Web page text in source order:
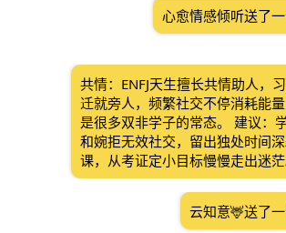
心愈情感倾听送了
共情：ENFJ天生擅长共情助人，
迁就旁人，频繁社交不停消耗能
是很多双非学子的常态。 建议：
和婉拒无效社交，留出独处时间
课，从考证定小目标慢慢走出迷茫
云知意🦌送了